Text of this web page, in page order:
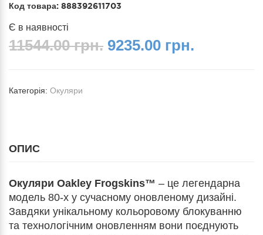
Код товара: 888392611703
Є в наявності
11544.00 грн. 9235.00 грн.
Категорія: Окуляри
ОПИС
Окуляри Oakley Frogskins™ – це легендарна
модель 80-х у сучасному оновленому дизайні.
Завдяки унікальному кольоровому блокуванню
та технологічним оновленням вони поєднують